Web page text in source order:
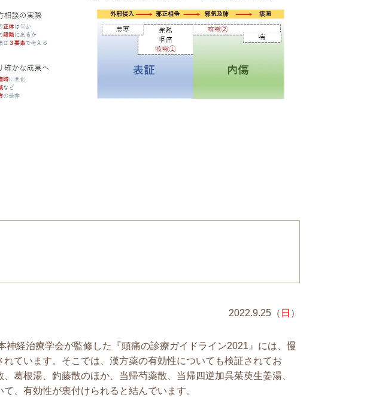
2022.9.25（ 日 ）
神経治療学会が監修した『頭痛の診療ガイドライン2021』には、慢
ています。そこでは、 漢方薬の有効性についても検証されてお
葛根湯、釣藤散のほか、当帰芍薬散、当帰四逆加呉茱萸生姜湯、
、有効性が裏付けられると結んでいます。